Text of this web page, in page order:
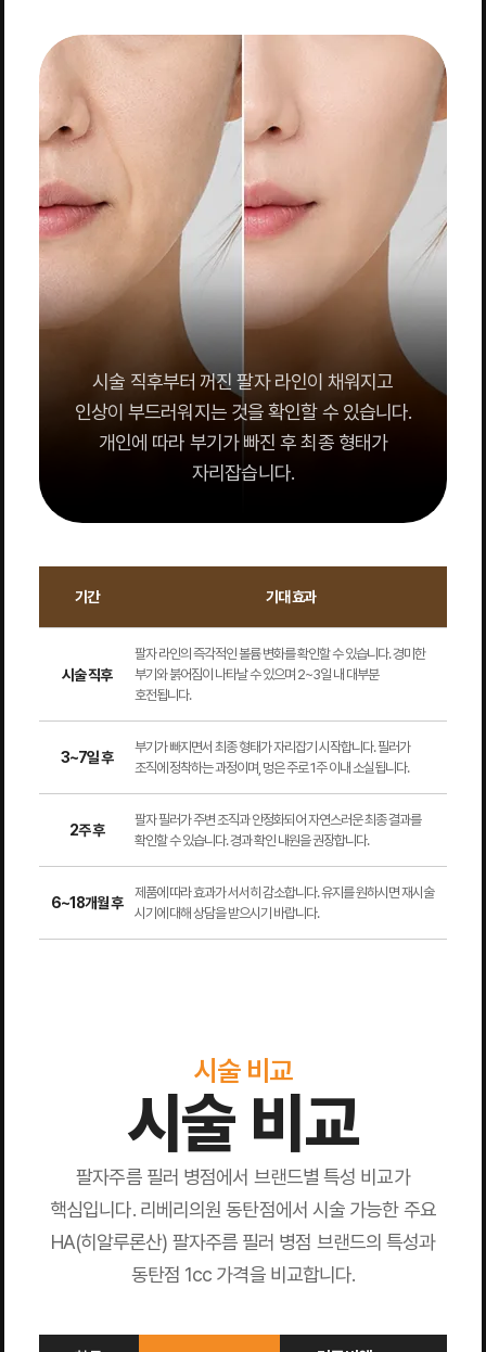
시술 직후부터 꺼진 팔자 라인이 채워지고
인상이 부드러워지는 것을 확인할 수 있습니다.
개인에 따라 부기가 빠진 후 최종 형태가
자리잡습니다.
기간 기대 효과
시술 직후
팔자 라인의 즉각적인 볼륨 변화를 확인할 수 있습니다. 경미한
부기와 붉어짐이 나타날 수 있으며 2~3일 내 대부분
호전됩니다.
3~7일 후
부기가 빠지면서 최종 형태가 자리잡기 시작합니다. 필러가
조직에 정착하는 과정이며, 멍은 주로 1주 이내 소실됩니다.
2주 후
팔자 필러가 주변 조직과 안정화되어 자연스러운 최종 결과를
확인할 수 있습니다. 경과 확인 내원을 권장합니다.
6~18개월 후
제품에 따라 효과가 서서히 감소합니다. 유지를 원하시면 재시술
시기에 대해 상담을 받으시기 바랍니다.
시술 비교
시술 비교
팔자주름 필러 병점에서 브랜드별 특성 비교가
핵심입니다. 리베리의원 동탄점에서 시술 가능한 주요
HA(히알루론산) 팔자주름 필러 병점 브랜드의 특성과
동탄점 1cc 가격을 비교합니다.